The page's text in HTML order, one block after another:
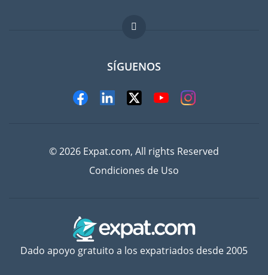
Trabajos en el extranjero
FAQ
SÍGUENOS
© 2026 Expat.com, All rights Reserved
Condiciones de Uso
Dado apoyo gratuito a los expatriados desde 2005